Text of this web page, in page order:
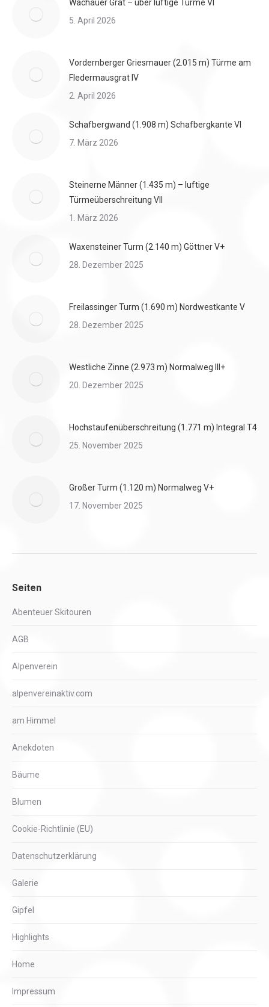
Wachauer Grat – über luftige Türme VI
5. April 2026
Vordernberger Griesmauer (2.015 m) Türme am
Fledermausgrat IV
2. April 2026
Schafbergwand (1.908 m) Schafbergkante VI
7. März 2026
Steinerne Männer (1.435 m) – luftige
Türmeüberschreitung VII
1. März 2026
Waxensteiner Turm (2.140 m) Göttner V+
28. Dezember 2025
Freilassinger Turm (1.690 m) Nordwestkante V
28. Dezember 2025
Westliche Zinne (2.973 m) Normalweg III+
20. Dezember 2025
Hochstaufenüberschreitung (1.771 m) Integral T4
25. November 2025
Großer Turm (1.120 m) Normalweg V+
17. November 2025
Seiten
Abenteuer Skitouren
AGB
Alpenverein
alpenvereinaktiv.com
am Himmel
Anekdoten
Bäume
Blumen
Cookie-Richtlinie (EU)
Datenschutzerklärung
Galerie
Gipfel
Highlights
Home
Impressum